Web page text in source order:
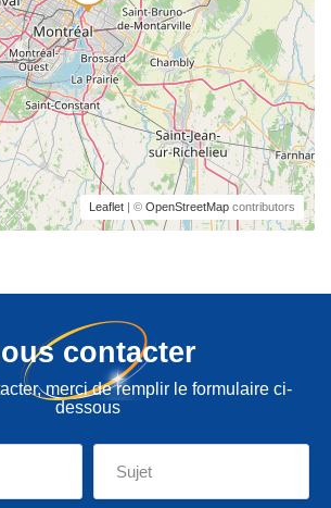
Leaflet | © OpenStreetMap contributors
contacter
merci de remplir le formulaire ci-
dessous